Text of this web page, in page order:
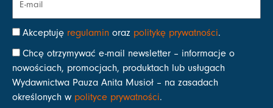
Akceptuję regulamin oraz politykę prywatności.
Chcę otrzymywać e-mail newsletter – informacje o
nowościach, promocjach, produktach lub usługach
Wydawnictwa Pauza Anita Musioł – na zasadach
określonych w polityce prywatności.